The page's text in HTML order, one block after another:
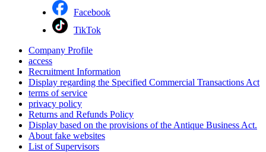
Facebook
TikTok
Company Profile
access
Recruitment Information
Display regarding the Specified Commercial Transactions Act
terms of service
privacy policy
Returns and Refunds Policy
Display based on the provisions of the Antique Business Act.
About fake websites
List of Supervisors